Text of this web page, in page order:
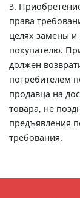
3.
права
целях замены и
покупателю.
должен
потребителем
продавца на
товара, не
предъявления
требования.